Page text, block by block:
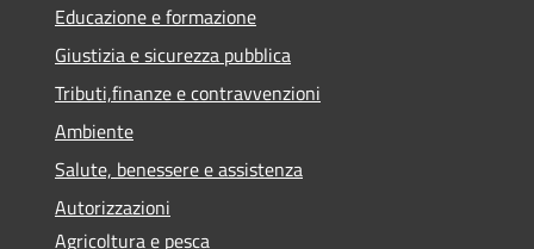
Educazione e formazione
Giustizia e sicurezza pubblica
Tributi,finanze e contravvenzioni
Ambiente
Salute, benessere e assistenza
Autorizzazioni
Agricoltura e pesca